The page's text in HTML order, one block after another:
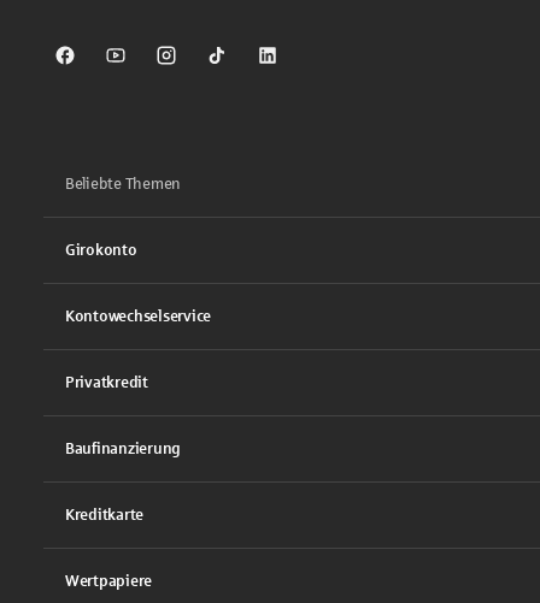
Sparkasse auf Facebook
Sparkasse auf Youtube
Sparkasse auf Instagram
Sparkasse auf TikTok
Sparkasse auf LinkedIn
Beliebte Themen
Girokonto
Kontowechselservice
Privatkredit
Baufinanzierung
Kreditkarte
Wertpapiere